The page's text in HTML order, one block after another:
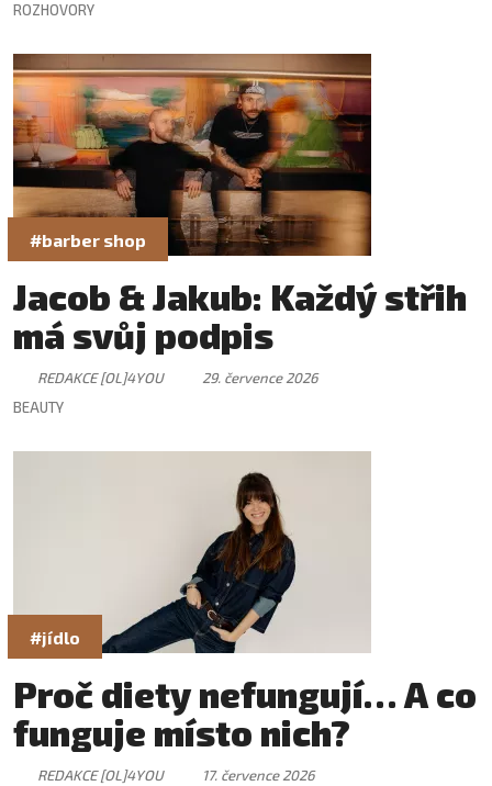
ROZHOVORY
#barber shop
Jacob & Jakub: Každý střih
má svůj podpis
REDAKCE [OL]4YOU
29. července 2026
BEAUTY
#jídlo
Proč diety nefungují… A co
funguje místo nich?
REDAKCE [OL]4YOU
17. července 2026